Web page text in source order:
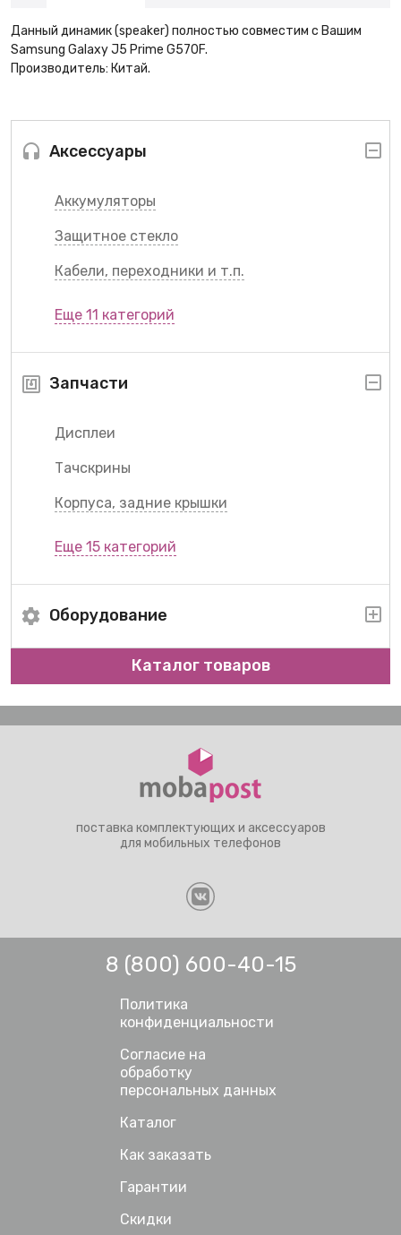
Аксессуары
Аккумуляторы
Защитное стекло
Кабели, переходники и т.п.
Еще 11 категорий
Запчасти
Дисплеи
Тачскрины
Корпуса, задние крышки
Еще 15 категорий
Оборудование
Каталог товаров
Данный динамик (speaker) полностью совместим с Вашим
Samsung Galaxy J5 Prime G570F.
Производитель: Китай.
поставка комплектующих и аксессуаров
для мобильных телефонов
Каталог
Как заказать
Гарантии
Скидки
8 (800) 600-40-15
Политика
конфиденциальности
Согласие на
обработку
персональных данных